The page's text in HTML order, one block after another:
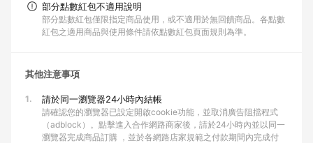
部分點數紅包不適用說明
部分點數紅包僅限指定商品使用，或不適用於無回饋商品。各點數
紅包之適用商品與使用條件請依點數紅包頁面規則為準。
其他注意事項
1. 請於同一瀏覽器24小時內結帳
請確認您的瀏覽器已設定開啟cookie功能，並取消廣告阻擋程式
（adblock）。點擊進入合作網路商家後，請於24小時內並以同一
瀏覽器完成商品訂購 ，並於各網路店家規範之付款期間內完成付